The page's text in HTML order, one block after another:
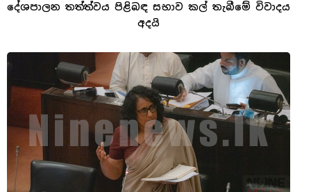
දේශපාලන තත්ත්වය පිළිබඳ සභාව කල් තැබීමේ විවාදය
අදයි